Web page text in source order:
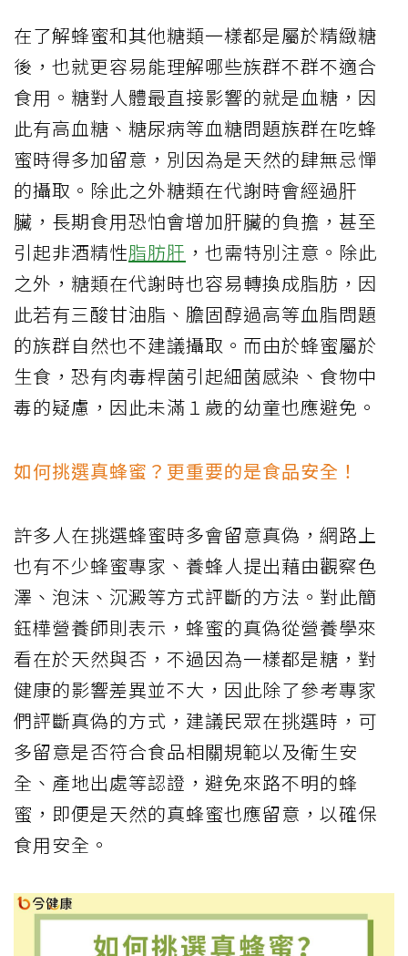
在了解蜂蜜和其他糖類一樣都是屬於精緻糖
後，也就更容易能理解哪些族群不群不適合
食用。糖對人體最直接影響的就是血糖，因
此有高血糖、糖尿病等血糖問題族群在吃蜂
蜜時得多加留意，別因為是天然的肆無忌憚
的攝取。除此之外糖類在代謝時會經過肝
臟，長期食用恐怕會增加肝臟的負擔，甚至
引起非酒精性脂肪肝 ，也需特別注意。除此
之外，糖類在代謝時也容易轉換成脂肪，因
此若有三酸甘油脂、膽固醇過高等血脂問題
的族群自然也不建議攝取。而由於蜂蜜屬於
生食，恐有肉毒桿菌引起細菌感染、食物中
毒的疑慮，因此未滿１歲的幼童也應避免。
如何挑選真蜂蜜？更重要的是食品安全！
許多人在挑選蜂蜜時多會留意真偽，網路上
也有不少蜂蜜專家、養蜂人提出藉由觀察色
澤、泡沫、沉澱等方式評斷的方法。對此簡
鈺樺營養師則表示，蜂蜜的真偽從營養學來
看在於天然與否，不過因為一樣都是糖，對
健康的影響差異並不大，因此除了參考專家
們評斷真偽的方式，建議民眾在挑選時，可
多留意是否符合食品相關規範以及衛生安
全、產地出處等認證，避免來路不明的蜂
蜜，即便是天然的真蜂蜜也應留意，以確保
食用安全。